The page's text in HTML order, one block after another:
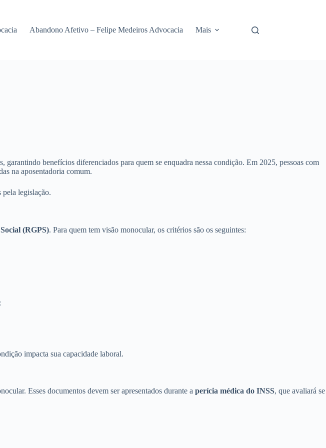
Abandono Afetivo – Felipe Medeiros Advocacia Mais
benefícios diferenciados para quem se enquadra nessa condição. Em 2025, pessoas com
na aposentadoria comum.
pela legislação.
(RGPS). Para quem tem visão monocular, os critérios são os seguintes:
impacta sua capacidade laboral.
Esses documentos devem ser apresentados durante a perícia médica do INSS, que avaliará se